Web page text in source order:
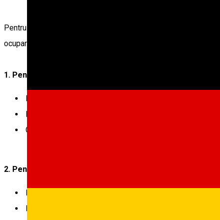
Pentru închirierea unui spațiu, comercianții trebuie să facă
ocupare a domeniului public, la sediul serviciului amintit din
1. Pentru Sărbătoarea Sf. Nicolae:
Programările online se pot face în perioada 21 – 23
Depunerea cererilor și achitarea taxei de ocupare a
Comercializarea pe domeniul public a acestor produse
2. Pentru Crăciun:
Programările online se vor face în perioada 4 decembrie
Depunerea cererii și achitarea taxei - 8 – 9 decembrie.